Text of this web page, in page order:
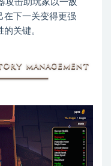
攻击助玩家以一敌
在下一关变得更强
关键。